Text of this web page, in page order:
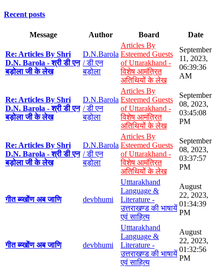
Recent posts
Message Author Board Date
Re: Articles By Shri
D.N. Barola - श्री डी एन
बड़ोला जी के लेख
D.N.Barola
/ डी एन
बड़ोला
Articles By
Esteemed Guests
of Uttarakhand -
विशेष आमंत्रित
अतिथियों के लेख
September
11, 2023,
06:39:36
AM
Re: Articles By Shri
D.N. Barola - श्री डी एन
बड़ोला जी के लेख
D.N.Barola
/ डी एन
बड़ोला
Articles By
Esteemed Guests
of Uttarakhand -
विशेष आमंत्रित
अतिथियों के लेख
September
08, 2023,
03:45:08
PM
Re: Articles By Shri
D.N. Barola - श्री डी एन
बड़ोला जी के लेख
D.N.Barola
/ डी एन
बड़ोला
Articles By
Esteemed Guests
of Uttarakhand -
विशेष आमंत्रित
अतिथियों के लेख
September
08, 2023,
03:37:57
PM
गीत ब्य्खोंण अब जाणि devbhumi
Utttarakhand
Language &
Literature -
उत्तराखण्ड की भाषायें
एवं साहित्य
August
22, 2023,
01:34:39
PM
गीत ब्य्खोंण अब जाणि devbhumi
Utttarakhand
Language &
Literature -
उत्तराखण्ड की भाषायें
एवं साहित्य
August
22, 2023,
01:32:56
PM